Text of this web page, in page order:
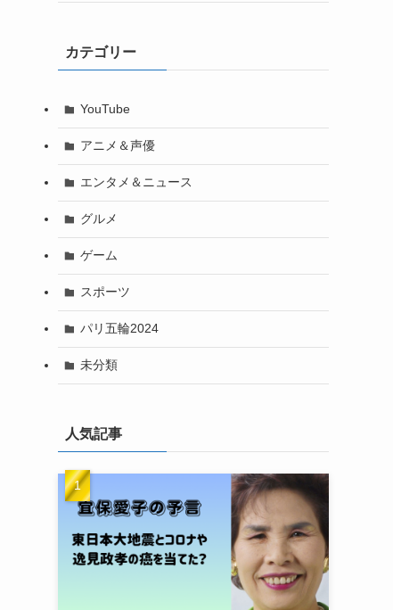
カテゴリー
YouTube
アニメ＆声優
エンタメ＆ニュース
グルメ
ゲーム
スポーツ
パリ五輪2024
未分類
人気記事